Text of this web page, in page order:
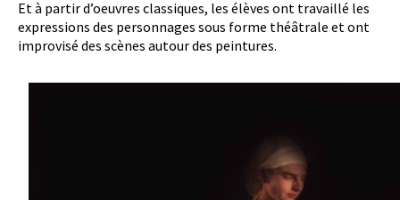
Et à partir d’oeuvres classiques, les élèves ont travaillé les
expressions des personnages sous forme théâtrale et ont
improvisé des scènes autour des peintures.